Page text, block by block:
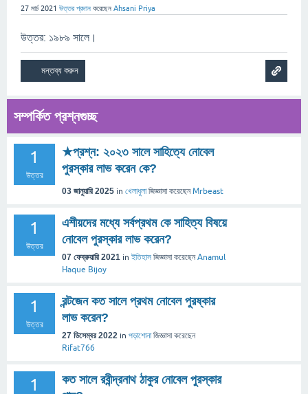
27 মার্চ 2021 উত্তর প্রদান করেছেন Ahsani Priya
উত্তর: ১৯৮৯ সালে।
সম্পর্কিত প্রশ্নগুচ্ছ
1
উত্তর
★প্রশ্ন: ২০২৩ সালে সাহিত্যে নোবেল
পুরস্কার লাভ করেন কে?
03 জানুয়ারি 2025 in খেলাধুলা জিজ্ঞাসা করেছেনMrbeast
1
উত্তর
এশীয়দের মধ্যে সর্বপ্রথম কে সাহিত্য বিষয়ে
নোবেল পুরস্কার লাভ করেন?
07 ফেব্রুয়ারি 2021 in ইতিহাস জিজ্ঞাসা করেছেনAnamul
Haque Bijoy
1
উত্তর
রন্টজেন কত সালে প্রথম নোবেল পুরষ্কার
লাভ করেন?
27 ডিসেম্বর 2022 in পড়াশোনা জিজ্ঞাসা করেছেন
Rifat766
1
কত সালে রবীন্দ্রনাথ ঠাকুর নোবেল পুরস্কার